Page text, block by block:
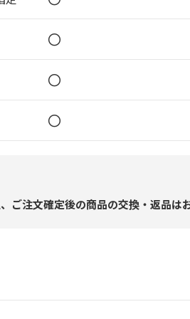
〇
〇
〇
ご注文確定後の商品の交換・返品は